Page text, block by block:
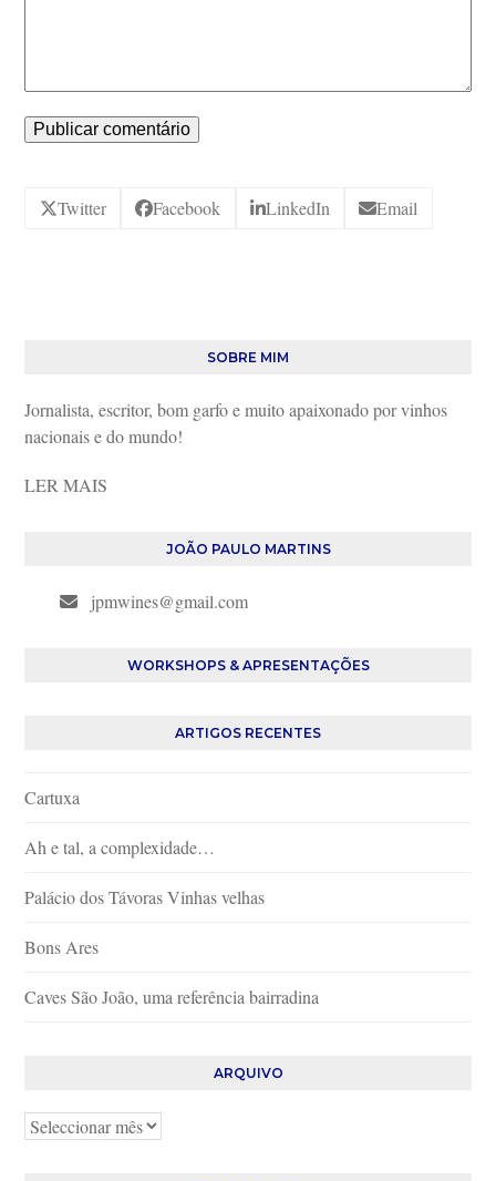
Twitter Facebook LinkedIn Email
SOBRE MIM
Jornalista, escritor, bom garfo e muito apaixonado por vinhos
nacionais e do mundo!
LER MAIS
JOÃO PAULO MARTINS
jpmwines@gmail.com
WORKSHOPS & APRESENTAÇÕES
ARTIGOS RECENTES
Cartuxa
Ah e tal, a complexidade…
Palácio dos Távoras Vinhas velhas
Bons Ares
Caves São João, uma referência bairradina
ARQUIVO
Arquivo